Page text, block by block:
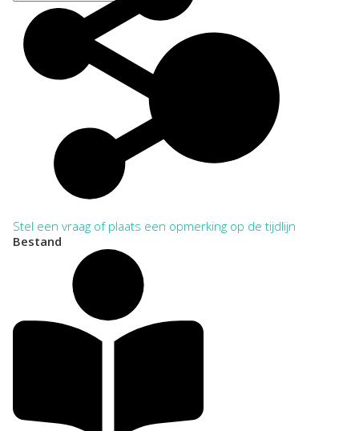
Stel een vraag of plaats een opmerking op de tijdlijn
Bestand